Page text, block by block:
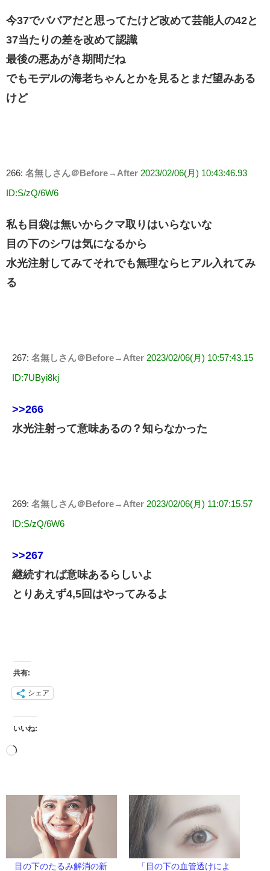
今37でババアだと思ってたけど改めて芸能人の42と
37当たりの差を改めて認識
最後の悪あがき期間だね
でもモデルの海老ちゃんとかを見るとまだ望みある
けど
266: 名無しさん＠Before→After 2023/02/06(月) 10:43:46.93
ID:S/zQ/6W6
私も目袋は無いからクマ取りはいらないな
目の下のシワは気になるから
水光注射してみてそれでも無理ならヒアル入れてみ
る
267: 名無しさん＠Before→After 2023/02/06(月) 10:57:43.15
ID:7UByi8kj
>>266
水光注射って意味あるの？知らなかった
269: 名無しさん＠Before→After 2023/02/06(月) 11:07:15.57
ID:S/zQ/6W6
>>267
継続すれば意味あるらしいよ
とりあえず4,5回はやってみるよ
共有:
シェア
いいね:
目の下のたるみ解消の新
「目の下の血管透けによ